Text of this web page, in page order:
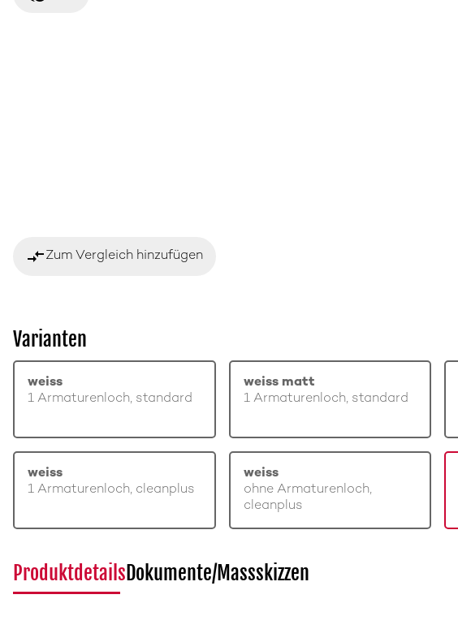
compare_arrowsZum Vergleich hinzufügen
Varianten
weiss
1 Armaturenloch, standard
weiss matt
1 Armaturenloch, standard
weiss
1 Armaturenloch, cleanplus
weiss
ohne Armaturenloch,
cleanplus
ProduktdetailsDokumente/Massskizzen